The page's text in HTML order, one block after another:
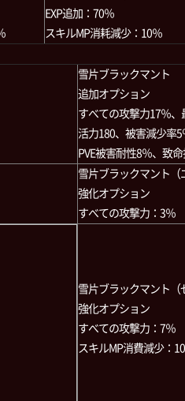
EXP追加：70％
スキルMP消耗減少：10％
雪片ブラックマント
追加オプション
すべての攻撃力17％、
活力180、被害減少率5
PVE被害耐性8％、致
雪片ブラックマント（
強化オプション
すべての攻撃力：3％
雪片ブラックマント（
強化オプション
すべての攻撃力：7％
スキルMP消費減少：